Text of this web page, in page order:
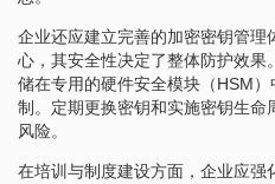
企业还应建立完善的加密密钥管理
心，其安全性决定了整体防护效
储在专用的硬件安全模块（HSM
制。定期更换密钥和实施密钥生
风险。
在培训与制度建设方面，企业应